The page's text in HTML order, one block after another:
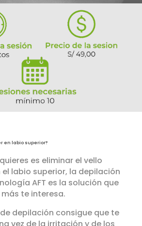
en labio superior?
es eliminar el vello
labio superior, la depilación
AFT es la solución que
más te interesa.
depilación consigue que te